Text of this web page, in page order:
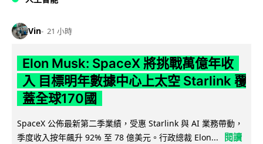
Vin 21 小時
Elon Musk: SpaceX 將挑戰萬億年收
入 目標明年數據中心上太空 Starlink 覆
蓋全球170國
SpaceX 公佈最新第二季業績，受惠 Starlink 與 AI 業務帶動，
季度收入按年飆升 92% 至 78 億美元。行政總裁 Elon...
閱讀